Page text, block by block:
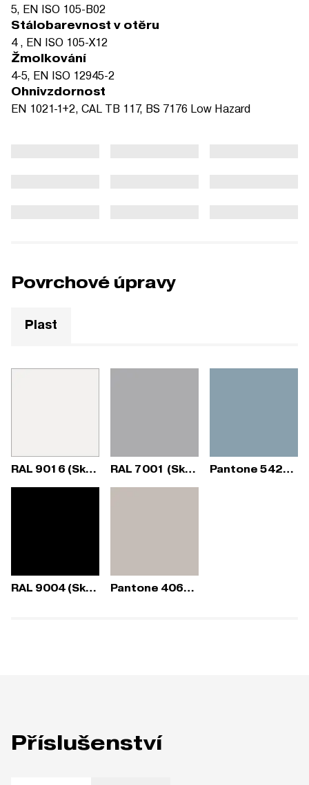
5, EN ISO 105-B02
Stálobarevnost v otěru
4 , EN ISO 105-X12
Žmolkování
4-5, EN ISO 12945-2
Ohnivzdornost
EN 1021-1+2, CAL TB 117, BS 7176 Low Hazard
Povrchové úpravy
Plast
RAL 9016 (Sky Fresh) RAL 7001 (Sky Fresh) Pantone 5425C (Sky Fresh)
RAL 9004 (Sky Fresh) Pantone 406C (Sky Fresh)
Příslušenství